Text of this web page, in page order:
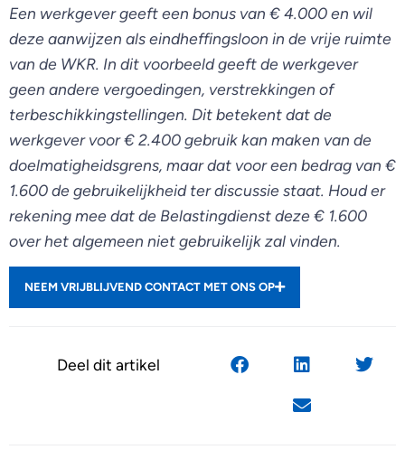
Een werkgever geeft een bonus van € 4.000 en wil
deze aanwijzen als eindheffingsloon in de vrije ruimte
van de WKR. In dit voorbeeld geeft de werkgever
geen andere vergoedingen, verstrekkingen of
terbeschikkingstellingen. Dit betekent dat de
werkgever voor € 2.400 gebruik kan maken van de
doelmatigheidsgrens, maar dat voor een bedrag van €
1.600 de gebruikelijkheid ter discussie staat. Houd er
rekening mee dat de Belastingdienst deze € 1.600
over het algemeen niet gebruikelijk zal vinden.
NEEM VRIJBLIJVEND CONTACT MET ONS OP
Deel dit artikel